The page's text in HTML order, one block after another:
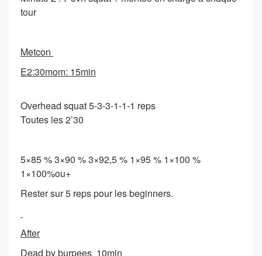
tour
Metcon
E2:30mom: 15min
Overhead squat 5-3-3-1-1-1 reps
Toutes les 2’30
5×85 % 3×90 % 3×92,5 % 1×95 % 1×100 %
1×100%ou+
Rester sur 5 reps pour les beginners.
After
Dead by burpees 10min